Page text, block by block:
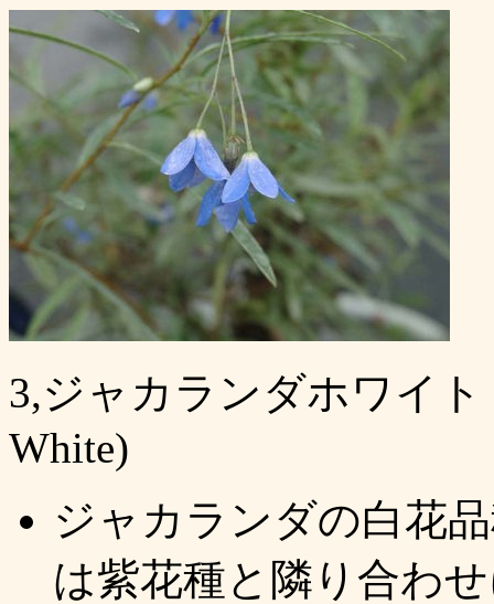
3,ジャカランダホワイト
White)
ジャカランダの白花
は紫花種と隣り合わ